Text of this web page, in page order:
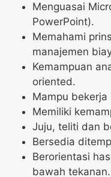
Menguasai
PowerPoint).
Memahami
manajemen
Kemampuan
oriented.
Mampu
Memiliki
Juju, teliti dan
Bersedia
Berorientasi
bawah tekanan.